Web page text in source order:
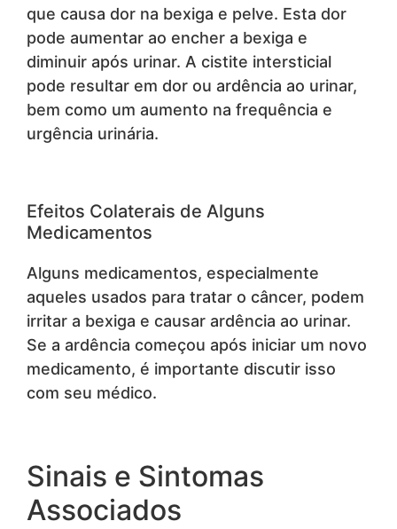
que causa dor na bexiga e pelve. Esta dor
pode aumentar ao encher a bexiga e
diminuir após urinar. A cistite intersticial
pode resultar em dor ou ardência ao urinar,
bem como um aumento na frequência e
urgência urinária.
Efeitos Colaterais de Alguns
Medicamentos
Alguns medicamentos, especialmente
aqueles usados para tratar o câncer, podem
irritar a bexiga e causar ardência ao urinar.
Se a ardência começou após iniciar um novo
medicamento, é importante discutir isso
com seu médico.
Sinais e Sintomas
Associados